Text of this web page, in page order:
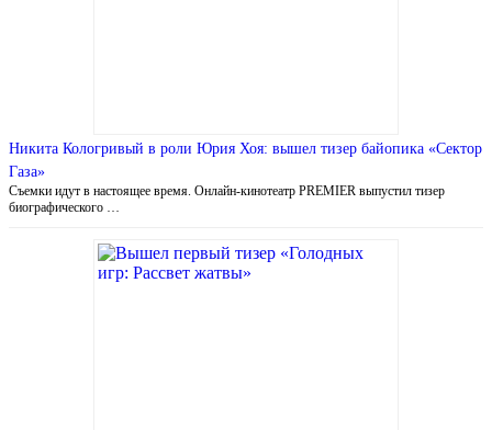
Никита Кологривый в роли Юрия Хоя: вышел тизер байопика «Сектор
Газа»
Съемки идут в настоящее время. Онлайн-кинотеатр PREMIER выпустил тизер
биографического …